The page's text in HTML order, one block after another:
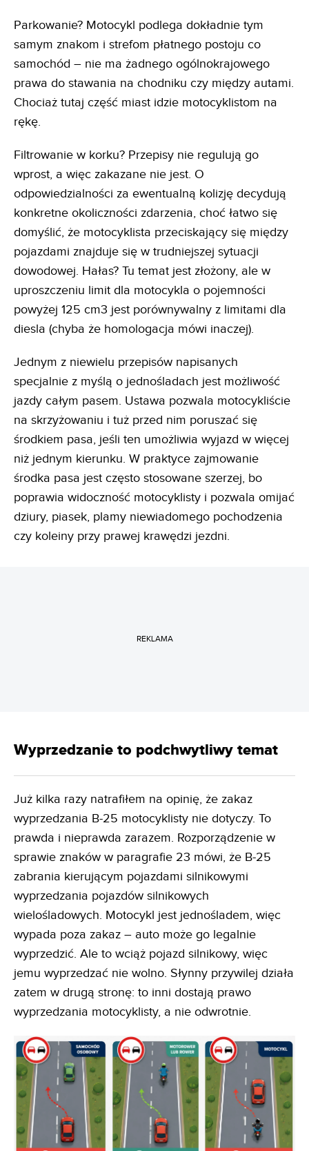
Parkowanie? Motocykl podlega dokładnie tym
samym znakom i strefom płatnego postoju co
samochód – nie ma żadnego ogólnokrajowego
prawa do stawania na chodniku czy między autami.
Chociaż tutaj część miast idzie motocyklistom na
rękę.
Filtrowanie w korku? Przepisy nie regulują go
wprost, a więc zakazane nie jest. O
odpowiedzialności za ewentualną kolizję decydują
konkretne okoliczności zdarzenia, choć łatwo się
domyślić, że motocyklista przeciskający się między
pojazdami znajduje się w trudniejszej sytuacji
dowodowej. Hałas? Tu temat jest złożony, ale w
uproszczeniu limit dla motocykla o pojemności
powyżej 125 cm3 jest porównywalny z limitami dla
diesla (chyba że homologacja mówi inaczej).
Jednym z niewielu przepisów napisanych
specjalnie z myślą o jednośladach jest możliwość
jazdy całym pasem. Ustawa pozwala motocykliście
na skrzyżowaniu i tuż przed nim poruszać się
środkiem pasa, jeśli ten umożliwia wyjazd w więcej
niż jednym kierunku. W praktyce zajmowanie
środka pasa jest często stosowane szerzej, bo
poprawia widoczność motocyklisty i pozwala omijać
dziury, piasek, plamy niewiadomego pochodzenia
czy koleiny przy prawej krawędzi jezdni.
REKLAMA
Wyprzedzanie to podchwytliwy temat
Już kilka razy natrafiłem na opinię, że zakaz
wyprzedzania B-25 motocyklisty nie dotyczy. To
prawda i nieprawda zarazem. Rozporządzenie w
sprawie znaków w paragrafie 23 mówi, że B-25
zabrania kierującym pojazdami silnikowymi
wyprzedzania pojazdów silnikowych
wielośladowych. Motocykl jest jednośladem, więc
wypada poza zakaz – auto może go legalnie
wyprzedzić. Ale to wciąż pojazd silnikowy, więc
jemu wyprzedzać nie wolno. Słynny przywilej działa
zatem w drugą stronę: to inni dostają prawo
wyprzedzania motocyklisty, a nie odwrotnie.